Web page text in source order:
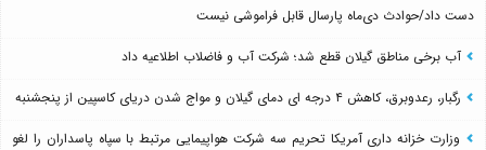
دست داد/حوادث دی‌ماه پارسال قابل فراموشی نیست
آب برخی مناطق گیلان قطع شد؛ شرکت آب و فاضلاب اطلاعیه داد
رگبار، رعدوبرق، کاهش ۴ درجه ای دمای گیلان و مواج شدن دریای کاسپین از پنجشنبه
وزارت خزانه داری آمریکا تحریم سه شرکت هواپیمایی مرتبط با سپاه پاسداران را لغو